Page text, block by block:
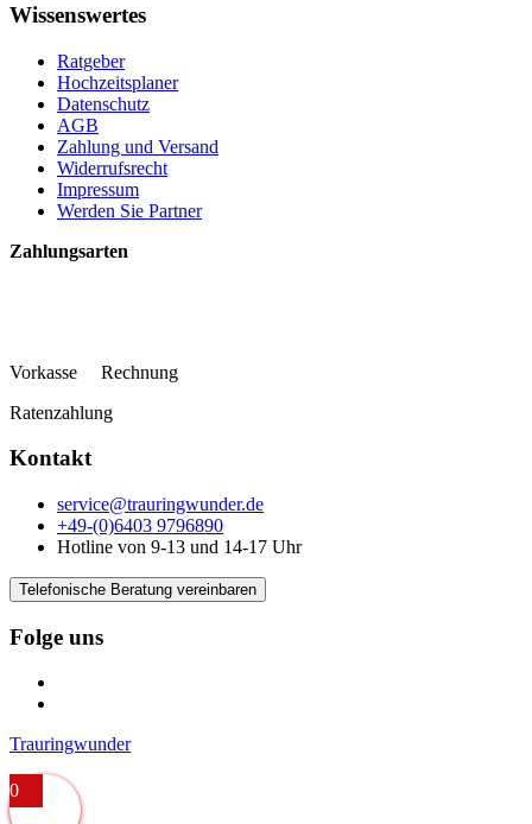
Wissenswertes
Ratgeber
Hochzeitsplaner
Datenschutz
AGB
Zahlung und Versand
Widerrufsrecht
Impressum
Werden Sie Partner
Zahlungsarten
Vorkasse Rechnung
Ratenzahlung
Kontakt
service@trauringwunder.de
+49-(0)6403 9796890
Hotline von 9-13 und 14-17 Uhr
Telefonische Beratung vereinbaren
Folge uns
Trauringwunder
0